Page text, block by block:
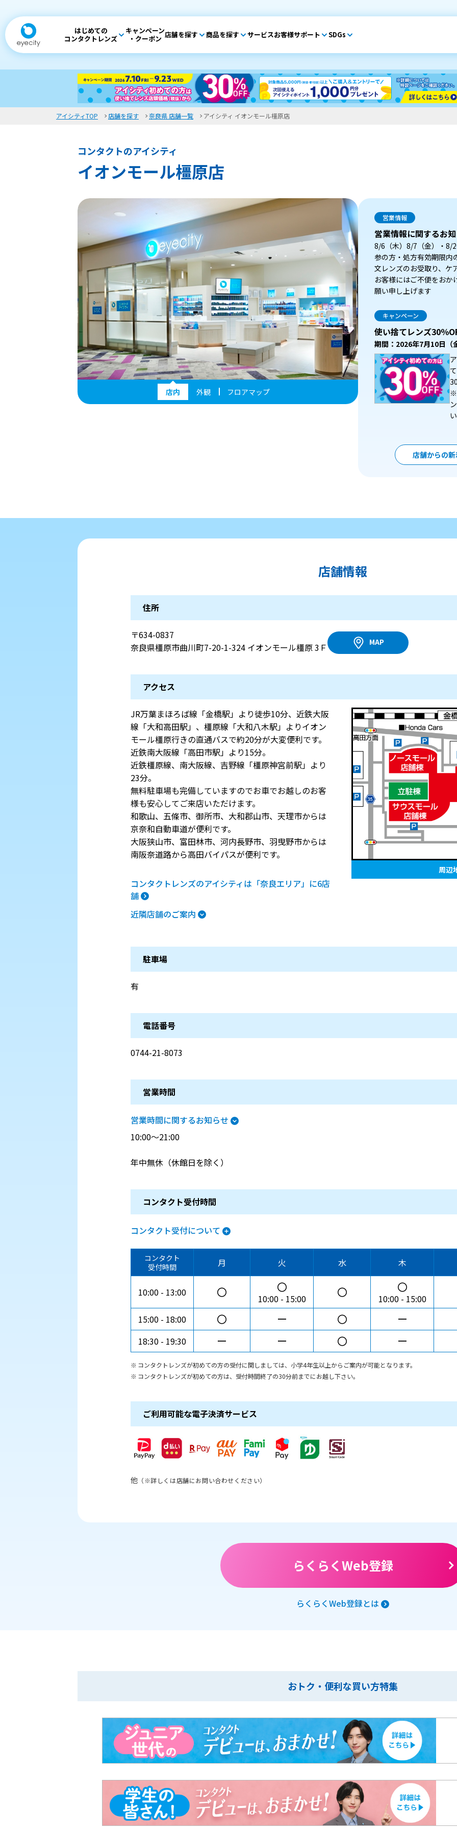
はじめての
コンタクトレンズ
キャンペーン
・クーポン 店舗を探す 商品を探す サービスお客様サポート SDGs
アイシティTOP 店舗を探す 奈良県 店舗一覧 アイシティ イオンモール橿原店
コンタクトのアイシティ
イオンモール橿原店
店内 外観 フロアマップ
営業情報
営業情報に関するお
8/6（木）8/7（金）・8/
参の方・処方有効期限内
文レンズのお受取り、ケ
お客様にはご不便をお
願い申し上げます
キャンペーン
使い捨てレンズ30％
期間：2026年7月10日（
※
店舗からの
店舗情報
住所
〒634-0837
奈良県橿原市曲川町7-20-1-324 イオンモール橿原 3Ｆ
MAP
アクセス
周辺
JR万葉まほろば線「金橋駅」より徒歩10分、近鉄大阪
線「大和高田駅」、橿原線「大和八木駅」よりイオン
モール橿原行きの直通バスで約20分が大変便利です。
近鉄南大阪線「高田市駅」より15分。
近鉄橿原線、南大阪線、吉野線「橿原神宮前駅」より
23分。
無料駐車場も完備していますのでお車でお越しのお客
様も安心してご来店いただけます。
和歌山、五條市、御所市、大和郡山市、天理市からは
京奈和自動車道が便利です。
大阪狭山市、富田林市、河内長野市、羽曳野市からは
南阪奈道路から高田バイパスが便利です。
コンタクトレンズのアイシティは「奈良エリア」に6店
舗
近隣店舗のご案内
駐車場
有
電話番号
0744-21-8073
営業時間
営業時間に関するお知らせ
10:00～21:00
年中無休（休館日を除く）
コンタクト受付時間
コンタクト受付について
コンタクト
受付時間
月 火 水 木
10:00 13:00 〇 〇
10:00 15:00 〇 〇
10:00
15:00
15:00
18:00 〇 ー 〇 ー
18:30 19:30 ー ー 〇 ー
コンタクトレンズが初めての方の受付に関しましては、小学4年生以上からご案内が可能となります。
コンタクトレンズが初めての方は、受付時間終了の30分前までにお越し下さい。
ご利用可能な電子決済サービス
他 （※詳しくは店舗にお問い合わせください）
らくらくWeb登録
らくらくWeb登録とは
おトク・便利な買い方特集